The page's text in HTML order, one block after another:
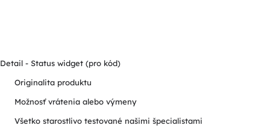
Detail - Status widget (pro kód)
Originalita produktu
Možnosť vrátenia alebo výmeny
Všetko starostlivo testované našimi špecialistami